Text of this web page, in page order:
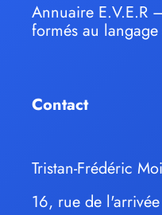
Annuaire E.V.E.R
formés au
Contact
Tristan-Frédéric
16, rue de